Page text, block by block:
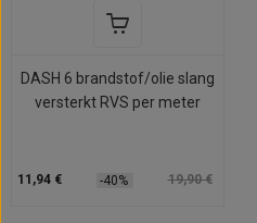
DASH 6 brandstof/olie slang
versterkt RVS per meter
11,94 € -40% 19,90 €